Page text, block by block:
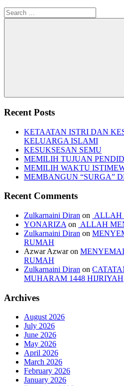
Search
for:
Search
Recent Posts
KETAATAN ISTRI DAN
KELUARGA ISLAMI
KESUKSESAN SEMU
MEMILIH TUJUAN
MEMILIH WAKTU
MEMBANGUN “SURGA”
Recent Comments
Zulkarnaini Diran on ALLAH
YONARIZA on ALLAH
Zulkarnaini Diran on
RUMAH
Azwar Azwaron
RUMAH
Zulkarnaini Diran on
MUHARAM 1448 HIJRIYAH
Archives
August 2026
July 2026
June 2026
May 2026
April 2026
March 2026
February 2026
January 2026